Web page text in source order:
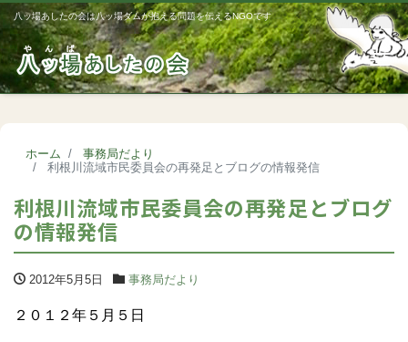
八ッ場あしたの会は八ッ場ダムが抱える問題を伝えるNGOです
ホーム
事務局だより
利根川流域市民委員会の再発足とブログの情報発信
利根川流域市民委員会の再発足とブログ
の情報発信
2012年5月5日 事務局だより
２０１２年５月５日